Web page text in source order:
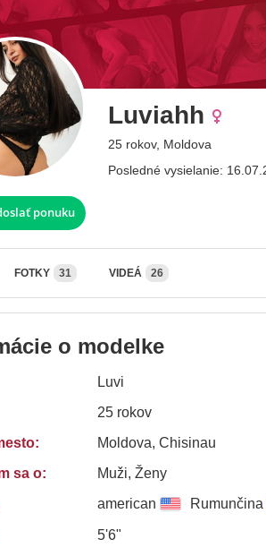
Luviahh
25 rokov, Moldova
Posledné vysielanie:
ponuku
FOTKY 31 VIDEÁ 26
o modelke
Luvi
25 rokov
Moldova, Chisinau
sa o:
Muži, Ženy
american Rumunčina
5'6"